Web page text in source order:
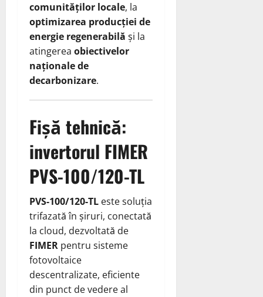
comunităților locale, la
optimizarea producției de
energie regenerabilă și la
atingerea obiectivelor
naționale de
decarbonizare.
Fișă tehnică:
invertorul FIMER
PVS-100/120-TL
PVS-100/120-TL este soluția
trifazată în șiruri, conectată
la cloud, dezvoltată de
FIMER pentru sisteme
fotovoltaice
descentralizate, eficiente
din punct de vedere al